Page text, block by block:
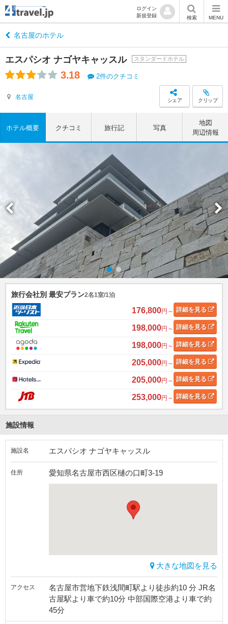
ログイン
新規登録
検索 MENU
名古屋のホテル
エスパシオ ナゴヤキャッスル スタンダードホテル
3.18 2件のクチコミ
名古屋 シェア クリップ
ホテル概要 クチコミ 旅行記 写真
地図
周辺情報
旅行会社別 最安プラン2名1室/1泊
176,800円～ 詳細を見る
198,000円～ 詳細を見る
198,000円～ 詳細を見る
205,000円～ 詳細を見る
205,000円～ 詳細を見る
253,000円～ 詳細を見る
施設情報
施設名 エスパシオ ナゴヤキャッスル
住所 愛知県名古屋市西区樋の口町3-19
大きな地図を見る
アクセス
名古屋市営地下鉄浅間町駅より徒歩約10 分 JR名
古屋駅より車で約10分 中部国際空港より車で約
45分